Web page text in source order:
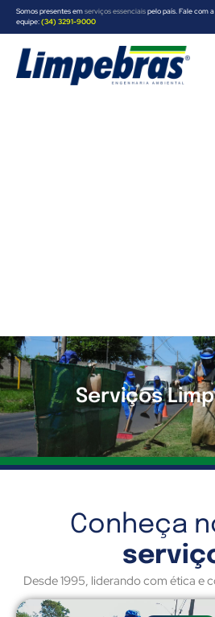
Somos presentes emserviços essenciaispelo país. Fale com
equipe:(34) 3291-9000
Serviços
Conheça
Desde 1995, liderando com ética e